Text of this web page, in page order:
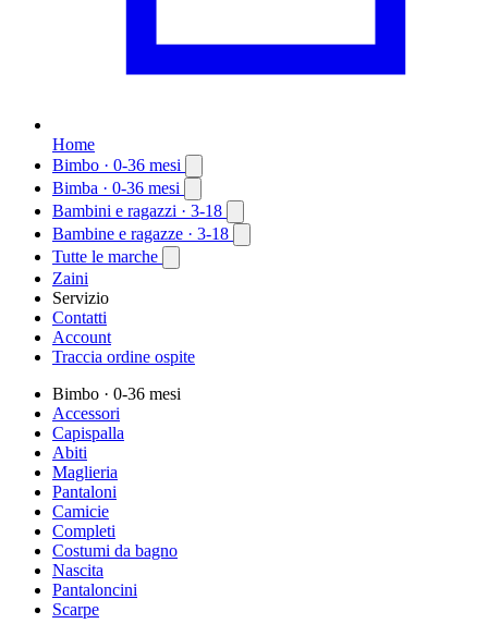
Home
Bimbo · 0-36 mesi
Bimba · 0-36 mesi
Bambini e ragazzi · 3-18
Bambine e ragazze · 3-18
Tutte le marche
Zaini
Servizio
Contatti
Account
Traccia ordine ospite
Bimbo · 0-36 mesi
Accessori
Capispalla
Abiti
Maglieria
Pantaloni
Camicie
Completi
Costumi da bagno
Nascita
Pantaloncini
Scarpe